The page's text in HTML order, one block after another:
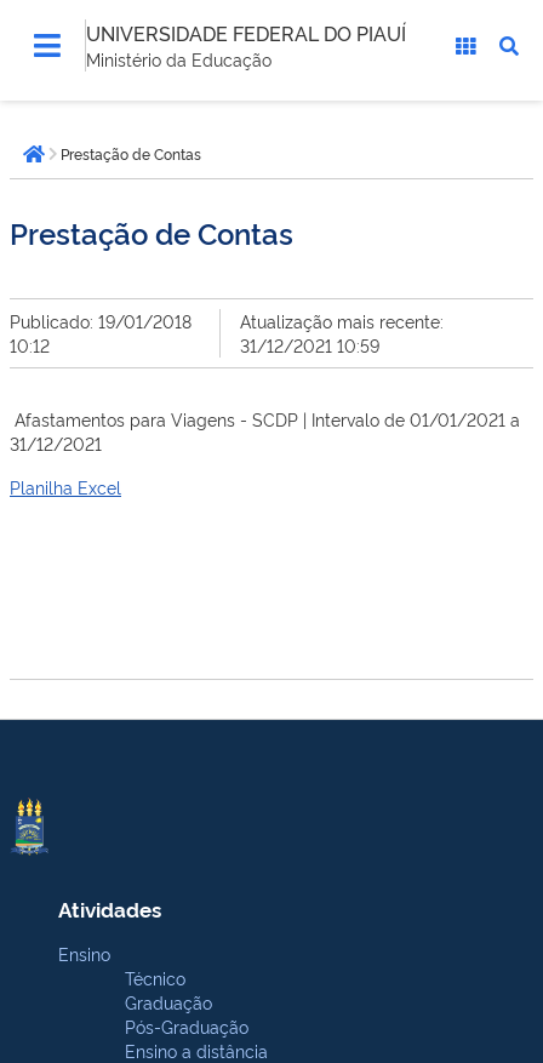
UNIVERSIDADE FEDERAL DO PIAUÍ
Ministério da Educação
está
aqui:Página inicial
Prestação de Contas
Prestação de Contas
Publicado: 19/01/2018
10:12
Atualização mais recente:
31/12/2021 10:59
Afastamentos para Viagens - SCDP | Intervalo de 01/01/2021 a
31/12/2021
Planilha Excel
Atividades
Ensino
Técnico
Graduação
Pós-Graduação
Ensino a distância